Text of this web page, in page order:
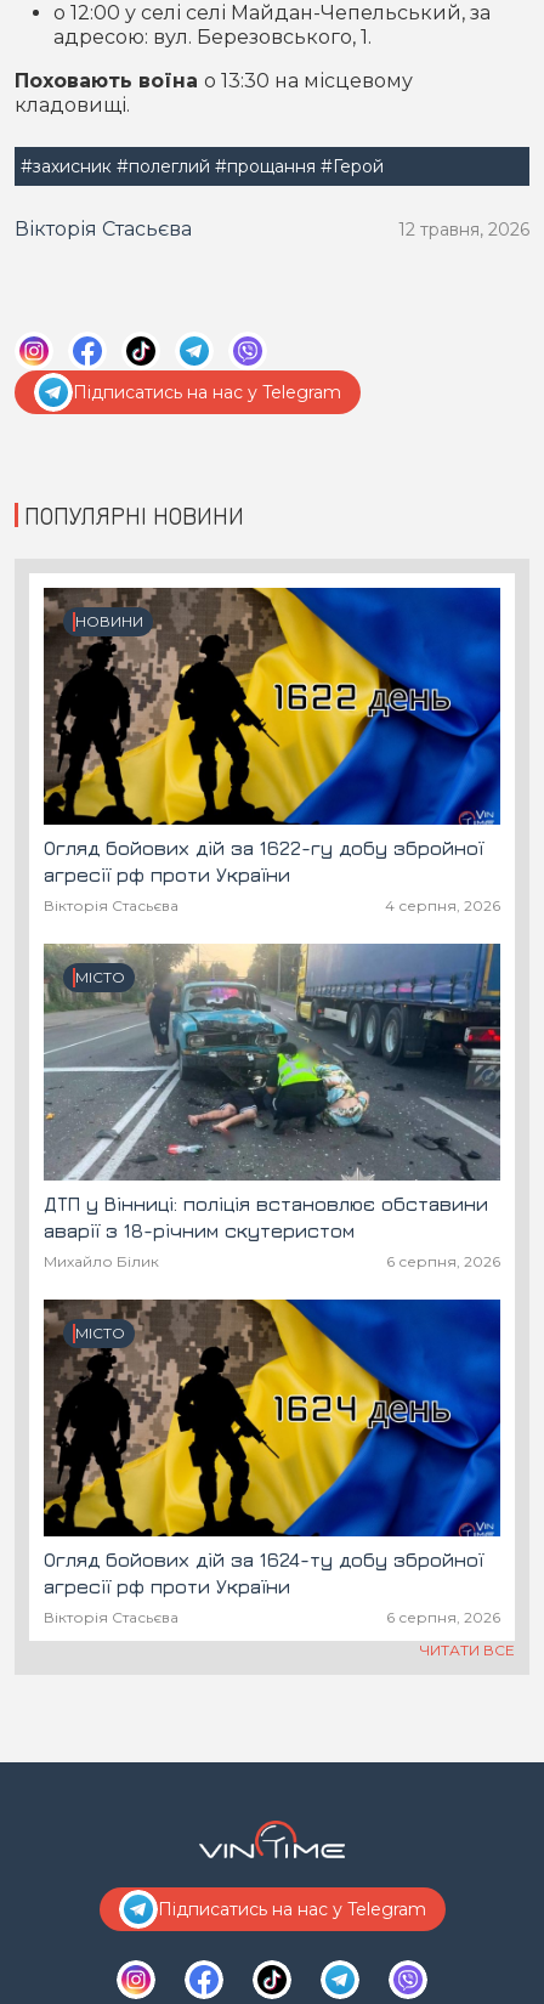
о 12:00 у селі селі Майдан-Чепельський, за
адресою: вул. Березовського, 1.
Поховають воїна о 13:30 на місцевому
кладовищі.
#захисник #полеглий #прощання #Герой
Вікторія Стасьєва 12 травня, 2026
Підписатись на нас у Telegram
ПОПУЛЯРНІ НОВИНИ
НОВИНИ
Огляд бойових дій за 1622-гу добу збройної
агресії рф проти України
Вікторія Стасьєва 4 серпня, 2026
МІСТО
ДТП у Вінниці: поліція встановлює обставини
аварії з 18-річним скутеристом
Михайло Білик 6 серпня, 2026
МІСТО
Огляд бойових дій за 1624-ту добу збройної
агресії рф проти України
Вікторія Стасьєва
6 серпня, 2026
ЧИТАТИ ВСЕ
Підписатись на нас у Telegram